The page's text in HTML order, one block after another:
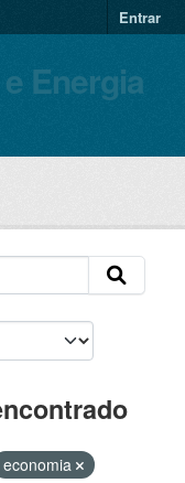
Entrar
Energia
economia